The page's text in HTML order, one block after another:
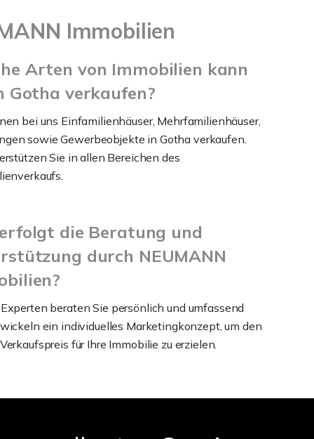
Immobilien
Arten von Immobilien kann
Gotha verkaufen?
bei uns Einfamilienhäuser, Mehrfamilienhäuser,
sowie Gewerbeobjekte in Gotha verkaufen.
Sie in allen Bereichen des
die Beratung und
durch NEUMANN
beraten Sie persönlich und umfassend
ein individuelles Marketingkonzept, um den
für Ihre Immobilie zu erzielen.